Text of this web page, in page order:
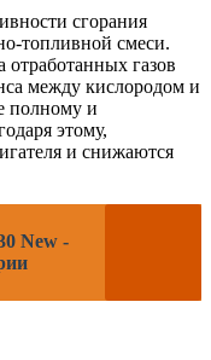
сгорания
топливной смеси.
отработанных газов
между кислородом и
полному и
этому,
и снижаются
New -